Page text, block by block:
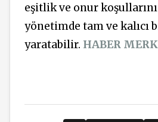
eşitlik ve onur
yönetimde tam ve kalıcı
yaratabilir. HABER